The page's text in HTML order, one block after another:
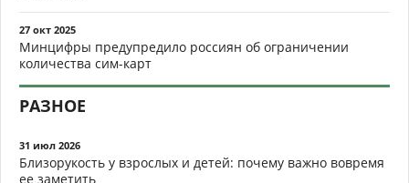
27 окт 2025
Минцифры предупредило россиян об ограничении
количества сим-карт
РАЗНОЕ
31 июл 2026
Близорукость у взрослых и детей: почему важно вовремя
ее заметить